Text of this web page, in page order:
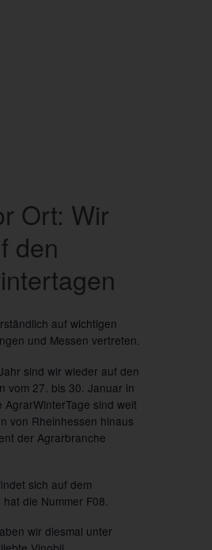
Ort: Wir
den
auf wichtigen
und Messen vertreten.
sind wir wieder auf den
vom 27. bis 30. Januar in
AgrarWinterTage sind weit
von Rheinhessen hinaus
der Agrarbranche
sich auf dem
die Nummer F08.
wir diesmal unter